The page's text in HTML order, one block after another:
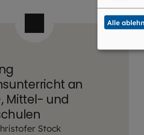
an
Mittel- und
Stock
Alle